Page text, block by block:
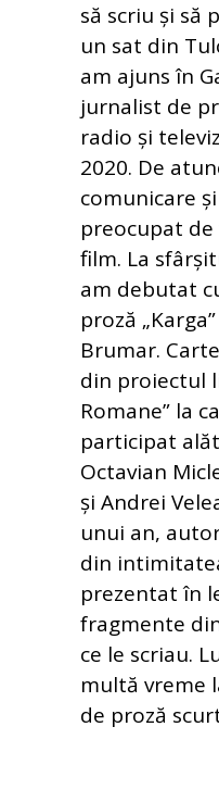
să scriu și să
un sat din
am ajuns în
jurnalist de
radio și
2020. De
comunicare
preocupat
film. La
am debutat
proză
Brumar.
din proiectul
Romane” la
participat
Octavian
și Andrei
unui an,
din
prezentat în
fragmente
ce le scriau.
multă vreme
de proză